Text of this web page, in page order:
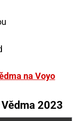
na Voyo
2023